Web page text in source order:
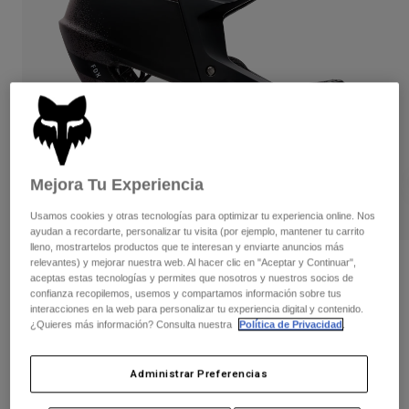
Pantalones largos
Pantalones cortos
Chaquetas y chalecos
Protecciones
Gafas de protección
Calcetines
Recambios
Pantalones
Guantes
Chaquetas
Gafas de protección
Calcetines
Mochilas y accesorios
Recambios
Camisas
Ver todo
Mujer
Chaquetas
Pantalones
Camisas
Ver todo
Niños
Protecciones
Gafas de Protección
Calcetines
Ver todo
Moto
Cascos
Camisetas
Pantalones
Botas
Protecciones
Guantes
Gafas de Protección
Casco Proframe RS Aura
N.º de artículo38340
Mejora Tu Experiencia
Usamos cookies y otras tecnologías para optimizar tu experiencia online. Nos
ayudan a recordarte, personalizar tu visita (por ejemplo, mantener tu carrito
lleno, mostrartelos productos que te interesan y enviarte anuncios más
relevantes) y mejorar nuestra web. Al hacer clic en "Aceptar y Continuar",
aceptas estas tecnologías y permites que nosotros y nuestros socios de
confianza recopilemos, usemos y compartamos información sobre tus
interacciones en la web para personalizar tu experiencia digital y contenido.
¿Quieres más información? Consulta nuestra
Política de Privacidad
Administrar Preferencias